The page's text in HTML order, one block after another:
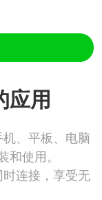
应用
、平板、电脑
使用。
连接，享受无